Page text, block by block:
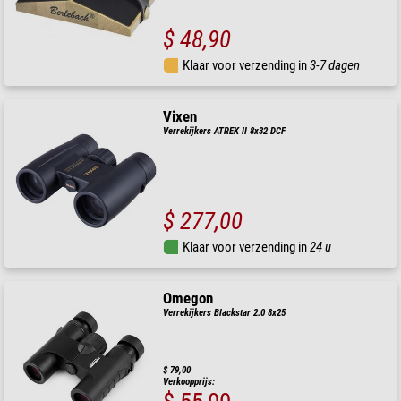
$ 48,90
Klaar voor verzending in3-7 dagen
Vixen
Verrekijkers ATREK II 8x32 DCF
$ 277,00
Klaar voor verzending in24 u
Omegon
Verrekijkers Blackstar 2.0 8x25
$ 79,00
Verkoopprijs: